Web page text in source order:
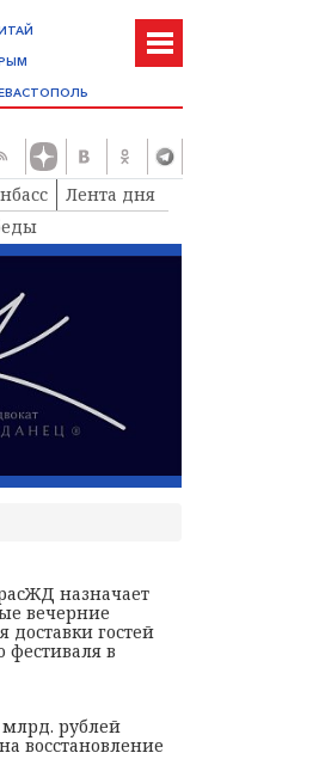
Лента дня
назначает
вечерние
доставки гостей
фестиваля в
млрд. рублей
восстановление